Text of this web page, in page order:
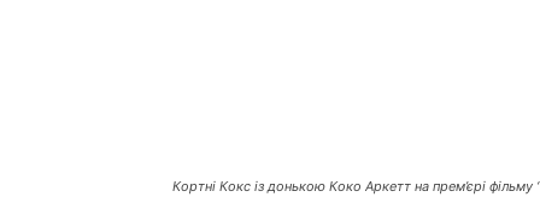
Кортні Кокс із донькою Коко Аркетт на прем’єрі фільму